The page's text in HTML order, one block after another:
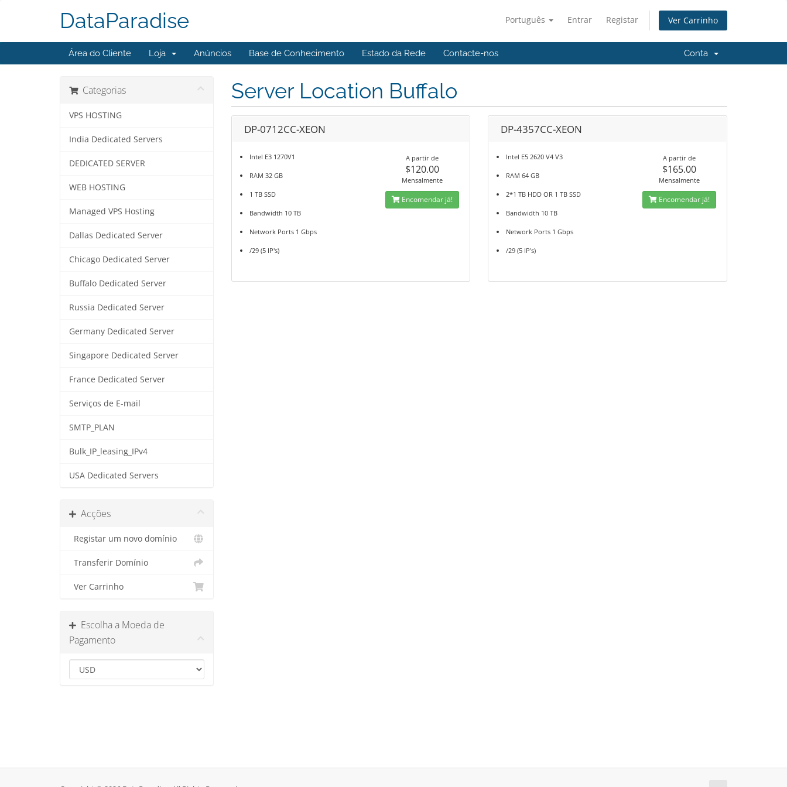
Português Entrar Registar Ver Carrinho
DataParadise
Área do Cliente Loja Anúncios Base de Conhecimento Estado da Rede Contacte-nos Conta
Categorias
VPS HOSTING
India Dedicated Servers
DEDICATED SERVER
WEB HOSTING
Managed VPS Hosting
Dallas Dedicated Server
Chicago Dedicated Server
Buffalo Dedicated Server
Russia Dedicated Server
Germany Dedicated Server
Singapore Dedicated Server
France Dedicated Server
Serviços de E-mail
SMTP_PLAN
Bulk_IP_leasing_IPv4
USA Dedicated Servers
Acções
Registar um novo domínio
Transferir Domínio
Ver Carrinho
Escolha a Moeda de
Pagamento
Server Location Buffalo
DP-0712CC-XEON
Intel E3 1270V1
RAM 32 GB
1 TB SSD
Bandwidth 10 TB
Network Ports 1 Gbps
/29 (5 IP's)
A partir de
$120.00
Mensalmente
Encomendar já!
DP-4357CC-XEON
Intel E5 2620 V4 V3
RAM 64 GB
2*1 TB HDD OR 1 TB SSD
Bandwidth 10 TB
Network Ports 1 Gbps
/29 (5 IP's)
A partir de
$165.00
Mensalmente
Encomendar já!